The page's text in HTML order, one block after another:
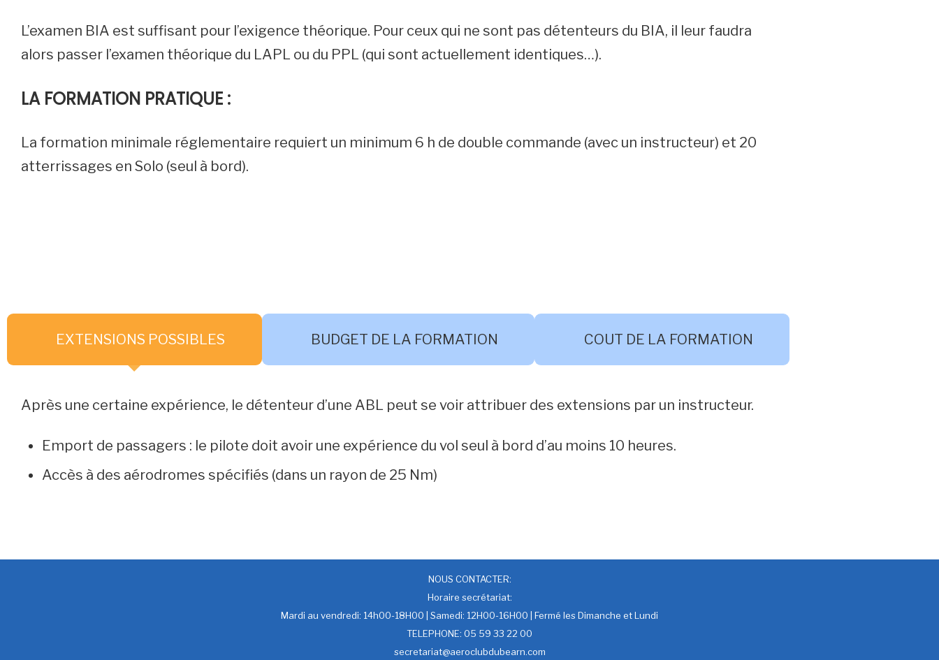
L’examen BIA est suffisant pour l’exigence théorique. Pour ceux qui ne sont pas détenteurs du BIA, il leur faudra
alors passer l’examen théorique du LAPL ou du PPL (qui sont actuellement identiques…).
LA FORMATION PRATIQUE :
La formation minimale réglementaire requiert un minimum 6 h de double commande (avec un instructeur) et 20
atterrissages en Solo (seul à bord).
EXTENSIONS POSSIBLES BUDGET DE LA FORMATION COUT DE LA FORMATION
Après une certaine expérience, le détenteur d’une ABL peut se voir attribuer des extensions par un instructeur.
Emport de passagers : le pilote doit avoir une expérience du vol seul à bord d’au moins 10 heures.
Accès à des aérodromes spécifiés (dans un rayon de 25 Nm)
NOUS CONTACTER:
Horaire secrétariat:
Mardi au vendredi: 14h00-18H00 | Samedi: 12H00-16H00 | Fermé les Dimanche et Lundi
TELEPHONE: 05 59 33 22 00
secretariat@aeroclubdubearn.com